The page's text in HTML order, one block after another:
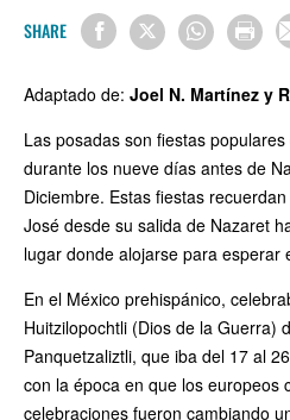
SHARE
Adaptado de: Joel N. Martínez y
Las posadas son fiestas
durante los nueve días antes de
Diciembre. Estas fiestas
José desde su salida de Nazaret
lugar donde alojarse para esperar
En el México prehispánico,
Huitzilopochtli (Dios de la Guerra)
Panquetzaliztli, que iba del 17 al
con la época en que los europeos
celebraciones fueron cambiando